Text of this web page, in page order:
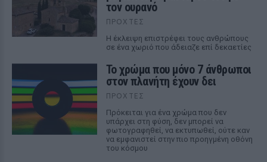
τον ουρανό
ΠΡΟΧΤΈΣ
Η έκλειψη επιστρέφει τους ανθρώπους
σε ένα χωριό που άδειαζε επί δεκαετίες
Το χρώμα που μόνο 7 άνθρωποι
στον πλανήτη έχουν δει
ΠΡΟΧΤΈΣ
Πρόκειται για ένα χρώμα που δεν
υπάρχει στη φύση, δεν μπορεί να
φωτογραφηθεί, να εκτυπωθεί, ούτε καν
να εμφανιστεί στην πιο προηγμένη οθόνη
του κόσμου